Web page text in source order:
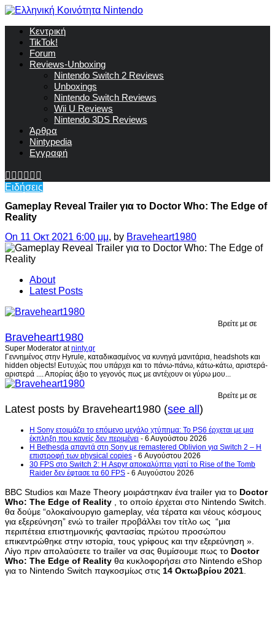
Κεντρική
TikTok!
Forum
Reviews-Unboxing
Nintendo Switch 2 Reviews
Unboxings
Nintendo Switch Reviews
Wii U Reviews
Nintendo 3DS Reviews
Άρθρα
Nintypedia
Εγγραφή
Ειδήσεις
Gameplay Reveal Trailer για το Doctor Who: The Edge of
Reality
On 11 Οκτ 2021 6:00 μμ, by Braveheart1980
About
Latest Posts
Βρείτε με σε
Braveheart1980
Super Moderator atninty.gr
Γεννημένος στην Hyrule, καταδικασμένος να κυνηγά μανιτάρια, headshots και
hidden objects! Ευτυχώς που υπάρχει και το πάνω-πάνω, κάτω-κάτω, αριστερά-
αριστερά .... Απορίας άξιο το γεγονός πως με αντέχουν οι γύρω μου...
Βρείτε με σε
Latest posts by Braveheart1980 (see all)
Η Sony ετοιμάζει το επόμενο μεγάλο χτύπημα: Το PS6 έρχεται με μια
έκπληξη που κανείς δεν περιμένει - 6 Αυγούστου 2026
Η Bethesda απαντά στη Sony με remastered Oblivion για Switch 2 – Η
επιστροφή των physical copies - 6 Αυγούστου 2026
30 FPS στο Switch 2: Η Aspyr αποκαλύπτει γιατί το Rise of the Tomb
Raider δεν έφτασε τα 60 FPS - 6 Αυγούστου 2026
BBC Studios και Maze Theory μοιράστηκαν ένα trailer για το Doctor
Who: The Edge of Reality , το οποίο έρχεται στο Nintendo Switch.
θα δούμε “ολοκαίνουργιο gameplay, νέα τέρατα και νέους κόσμους
για εξερεύνηση” ενώ το trailer προβάλλει τον τίτλο ως “μια
περιπέτεια επιστημονικής φαντασίας πρώτου προσώπου
επικεντρώθηκε στην ιστορία, τους γρίφους και την εξερεύνηση ».
Λίγο πριν απολαύσετε το trailer να σας θυμίσουμε πως το Doctor
Who: The Edge of Reality θα κυκλοφορήσει στο Nintendo eShop
για το Nintendo Switch παγκοσμίως στις 14 Οκτωβρίου 2021